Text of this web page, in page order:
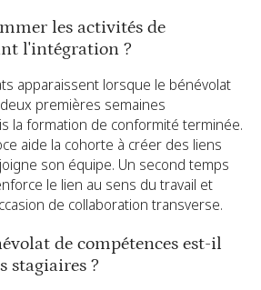
les activités de
l'intégration ?
apparaissent lorsque le bénévolat
premières semaines
la formation de conformité terminée.
aide la cohorte à créer des liens
son équipe. Un second temps
le lien au sens du travail et
de collaboration transverse.
de compétences est-il
stagiaires ?